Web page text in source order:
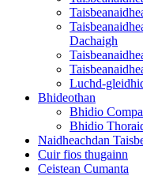
Dachaigh
Luchd-
Bhideothan
Bhidio
Bhidio
Naidheachdan
Cuir fios thugainn
Ceistean Cumanta